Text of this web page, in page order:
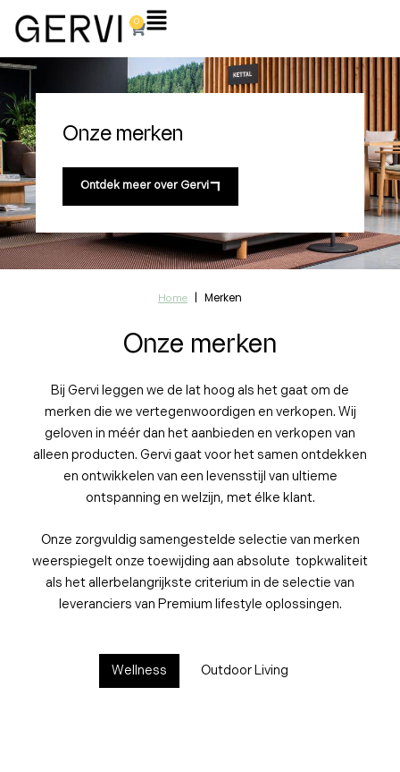
naar
inhoud
0
Winkelwagen
Flyout
Onze merken
Ontdek meer over Gervi
Home | Merken
Onze merken
Bij Gervi leggen we de lat hoog als het gaat om de
merken die we vertegenwoordigen en verkopen. Wij
geloven in méér dan het aanbieden en verkopen van
alleen producten. Gervi gaat voor het samen ontdekken
en ontwikkelen van een levensstijl van ultieme
ontspanning en welzijn, met élke klant.
Onze zorgvuldig samengestelde selectie van merken
weerspiegelt onze toewijding aan absolute topkwaliteit
als het allerbelangrijkste criterium in de selectie van
leveranciers van Premium lifestyle oplossingen.
Wellness Outdoor Living